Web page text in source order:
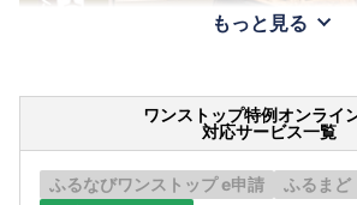
もっと見る
ワンストップ特例オンライ
対応サービス一覧
ふるなびワンストップ e申請
ふるまど